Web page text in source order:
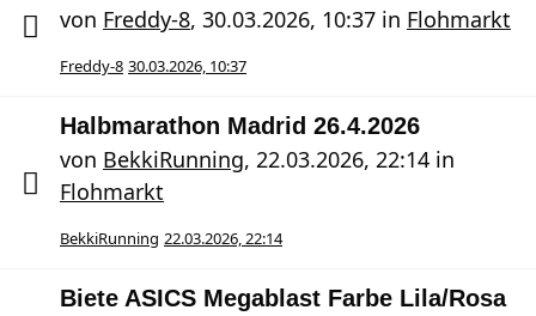
von Freddy-8, 30.03.2026, 10:37 in Flohmarkt
Freddy-8 30.03.2026, 10:37
Halbmarathon Madrid 26.4.2026
von BekkiRunning, 22.03.2026, 22:14 in
Flohmarkt
BekkiRunning 22.03.2026, 22:14
Biete ASICS Megablast Farbe Lila/Rosa